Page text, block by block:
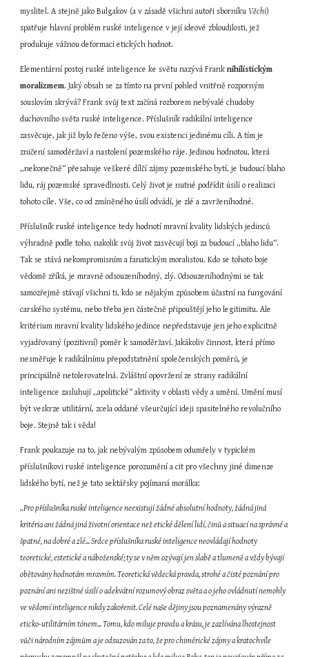
myslitel. A stejně jako Bulgakov (a v zásadě všichni autoři sborníku Věchi)
spatřuje hlavní problém ruské inteligence v její ideové zbloudilosti, jež
produkuje vážnou deformaci etických hodnot.
Elementární postoj ruské inteligence ke světu nazývá Frank nihilistickým
moralizmem. Jaký obsah se za tímto na první pohled vnitřně rozporným
souslovím skrývá? Frank svůj text začíná rozborem nebývalé chudoby
duchovního světa ruské inteligence. Příslušník radikální inteligence
zasvěcuje, jak již bylo řečeno výše, svou existenci jedinému cíli. A tím je
zničení samoděržaví a nastolení pozemského ráje. Jedinou hodnotou, která
,,nekonečně“ přesahuje veškeré dílčí zájmy pozemského bytí, je budoucí blaho
lidu, ráj pozemské spravedlnosti. Celý život je nutné podřídit úsilí o realizaci
tohoto cíle. Vše, co od zmíněného úsilí odvádí, je zlé a zavrženíhodné.
Příslušník ruské inteligence tedy hodnotí mravní kvality lidských jedinců
výhradně podle toho, nakolik svůj život zasvěcují boji za budoucí ,,blaho lidu“.
Tak se stává nekompromisním a fanatickým moralistou. Kdo se tohoto boje
vědomě zříká, je mravně odsouzeníhodný, zlý. Odsouzeníhodnými se tak
samozřejmě stávají všichni ti, kdo se nějakým způsobem účastní na fungování
carského systému, nebo třeba jen částečně připouštějí jeho legitimitu. Ale
kritérium mravní kvality lidského jedince nepředstavuje jen jeho explicitně
vyjadřovaný (pozitivní) poměr k samoděržaví. Jakákoliv činnost, která přímo
nesměřuje k radikálnímu přepodstatnění společenských poměrů, je
principiálně netolerovatelná. Zvláštní opovržení ze strany radikální
inteligence zasluhují ,,apolitické“ aktivity v oblasti vědy a umění. Umění musí
být veskrze utilitární, zcela oddané všeurčující ideji spasitelného revolučního
boje. Stejně tak i věda!
Frank poukazuje na to, jak nebývalým způsobem odumřely v typickém
příslušníkovi ruské inteligence porozumění a cit pro všechny jiné dimenze
lidského bytí, než je tato sektářsky pojímaná morálka:
„Pro příslušníka ruské inteligence neexistují žádné absolutní hodnoty, žádná jiná
kritéria ani žádná jiná životní orientace než etické dělení lidí, činů a situací na správné a
špatné, na dobré a zlé... Srdce příslušníka ruské inteligence neovládají hodnoty
teoretické, estetické a náboženské; ty se v něm ozývají jen slabě a tlumeně a vždy bývají
obětovány hodnotám mravním. Teoretická vědecká pravda, strohé a čisté poznání pro
poznání ani nezištné úsilí o adekvátní rozumový obraz světa a o jeho ovládnutí nemohly
ve vědomí inteligence nikdy zakořenit. Celé naše dějiny jsou poznamenány výrazně
eticko-utilitárním tónem... Tomu, kdo miluje pravdu a krásu, je zazlívána lhostejnost
vůči národním zájmům a je odsuzován za to, že pro chimérické zájmy a kratochvíle